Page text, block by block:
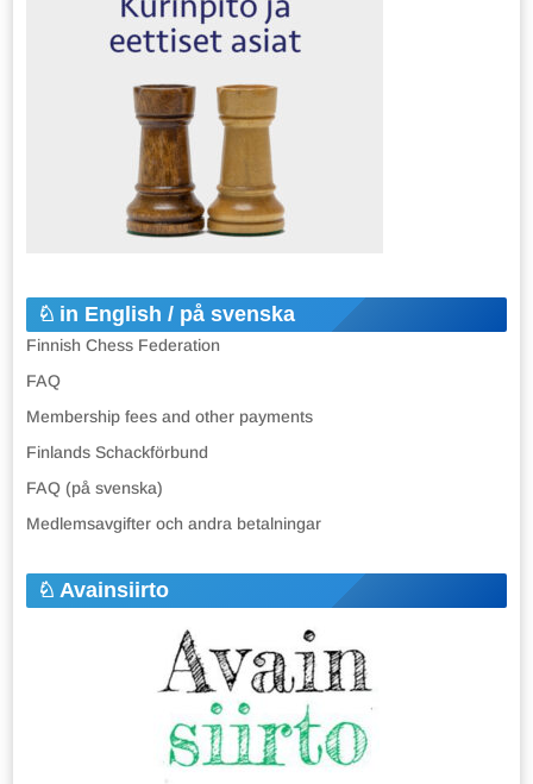
in English / på svenska
Finnish Chess Federation
FAQ
Membership fees and other payments
Finlands Schackförbund
FAQ (på svenska)
Medlemsavgifter och andra betalningar
Avainsiirto